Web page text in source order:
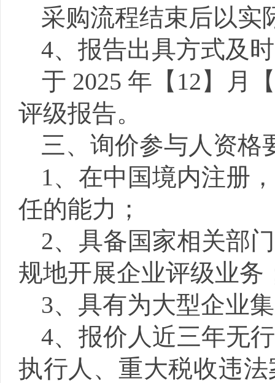
采购流程结束后以实
4、报告出具方式及
于 2025年【 12 】月【
评级报告。
三、询价参与人资格
1、 在中国境内注册
任的能力；
2、 具备国家相关部
规地开展企业评级业务
3、具有为大型企业
4、报价人近三年无
执行人、重大税收违